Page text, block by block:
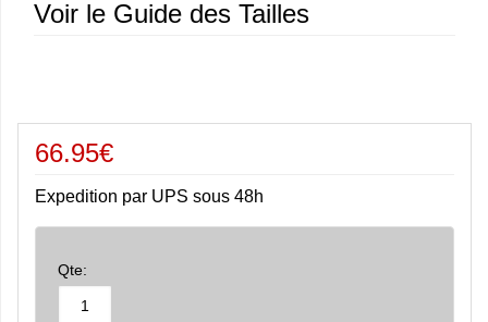
Voir le Guide des Tailles
66.95€
Expedition par UPS sous 48h
Qte: